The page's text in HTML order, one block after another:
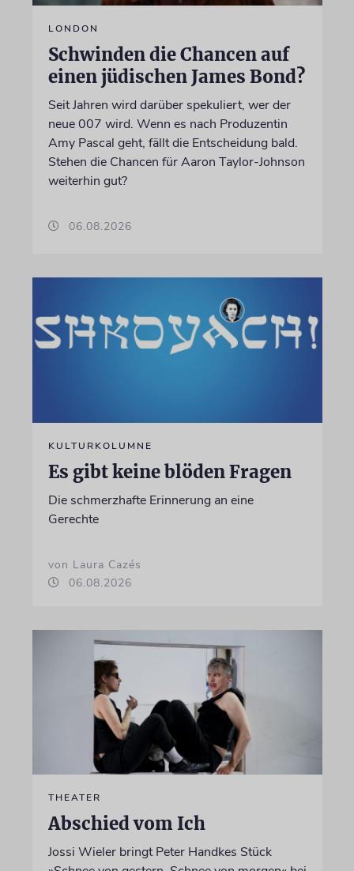
LONDON
Schwinden die Chancen auf
einen jüdischen James Bond?
Seit Jahren wird darüber spekuliert, wer der
neue 007 wird. Wenn es nach Produzentin
Amy Pascal geht, fällt die Entscheidung bald.
Stehen die Chancen für Aaron Taylor-Johnson
weiterhin gut?
06.08.2026
KULTURKOLUMNE
Es gibt keine blöden Fragen
Die schmerzhafte Erinnerung an eine
Gerechte
von Laura Cazés
06.08.2026
THEATER
Abschied vom Ich
Jossi Wieler bringt Peter Handkes Stück